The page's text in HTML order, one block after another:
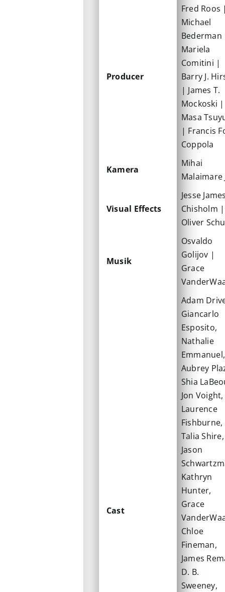
Producer
Fred Roos
Michael
Mariela
Comitini |
Barry J.
| James T.
Mockoski |
Masa
| Francis
Coppola
Kamera
Mihai
Malaimare
Visual Effects
Jesse
Chisholm |
Oliver
Musik
Osvaldo
Golijov |
Grace
Cast
Adam
Giancarlo
Esposito,
Nathalie
Emmanuel,
Aubrey
Shia
Jon Voight,
Laurence
Fishburne,
Talia Shire,
Jason
Kathryn
Hunter,
Grace
Chloe
Fineman,
James
D. B.
Sweeney,